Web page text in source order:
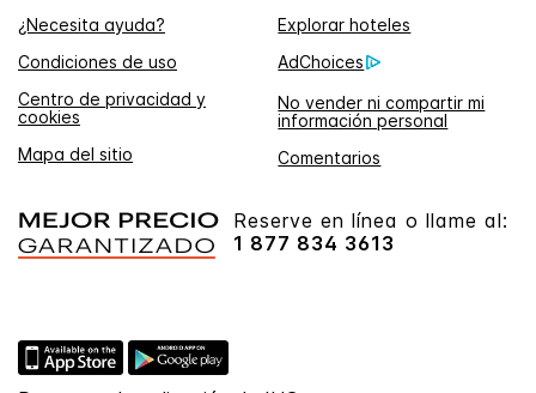
¿Necesita ayuda?
Explorar hoteles
Condiciones de uso
AdChoices
Centro de privacidad y
cookies
No vender ni compartir mi
información personal
Mapa del sitio
Comentarios
Reserve en línea o llame al:
1 877 834 3613